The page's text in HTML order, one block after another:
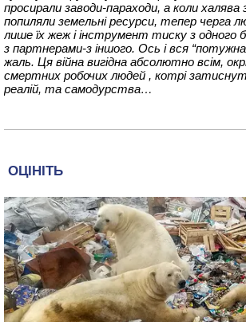
просирали заводи-параходи, а коли халява
попиляли земельні ресурси, тепер черга
лише їх жеж і інструмент тиску з одного
з партнерами-з іншого. Ось і вся
жаль. Ця війна вигідна абсолютно всім,
смертних робочих людей , котрі
реалій, та самодурства…